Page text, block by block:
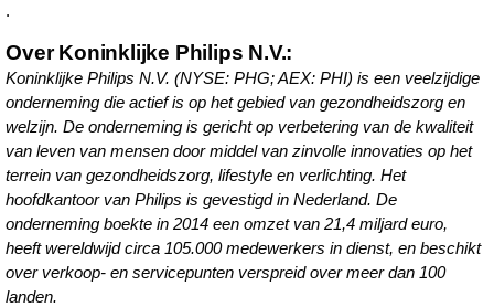
.
Over Koninklijke Philips N.V.:
Koninklijke Philips N.V. (NYSE: PHG; AEX: PHI) is een veelzijdige
onderneming die actief is op het gebied van gezondheidszorg en
welzijn. De onderneming is gericht op verbetering van de kwaliteit
van leven van mensen door middel van zinvolle innovaties op het
terrein van gezondheidszorg, lifestyle en verlichting. Het
hoofdkantoor van Philips is gevestigd in Nederland. De
onderneming boekte in 2014 een omzet van 21,4 miljard euro,
heeft wereldwijd circa 105.000 medewerkers in dienst, en beschikt
over verkoop- en servicepunten verspreid over meer dan 100
landen.